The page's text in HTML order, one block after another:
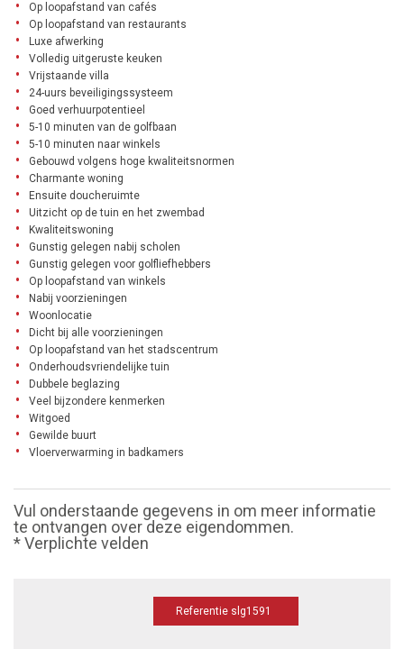
Op loopafstand van cafés
Op loopafstand van restaurants
Luxe afwerking
Volledig uitgeruste keuken
Vrijstaande villa
24-uurs beveiligingssysteem
Goed verhuurpotentieel
5-10 minuten van de golfbaan
5-10 minuten naar winkels
Gebouwd volgens hoge kwaliteitsnormen
Charmante woning
Ensuite doucheruimte
Uitzicht op de tuin en het zwembad
Kwaliteitswoning
Gunstig gelegen nabij scholen
Gunstig gelegen voor golfliefhebbers
Op loopafstand van winkels
Nabij voorzieningen
Woonlocatie
Dicht bij alle voorzieningen
Op loopafstand van het stadscentrum
Onderhoudsvriendelijke tuin
Dubbele beglazing
Veel bijzondere kenmerken
Witgoed
Gewilde buurt
Vloerverwarming in badkamers
Vul onderstaande gegevens in om meer informatie
te ontvangen over deze eigendommen.
* Verplichte velden
Referentie slg1591